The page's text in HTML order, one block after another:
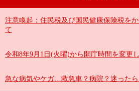
注意喚起：住民税及び国民健康保険税を
て
令和8年9月1日(火曜)から開庁時間を変更
急な病気やケガ…救急車？病院？迷ったら